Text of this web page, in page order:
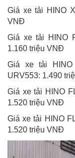
Giá xe tải HINO
VNĐ
Giá xe tải HINO
1.160 triệu VNĐ
Giá xe tải HINO
URV553: 1.490
Giá xe tải HINO
1.520 triệu VNĐ
Giá xe tải HINO
1.520 triệu VNĐ